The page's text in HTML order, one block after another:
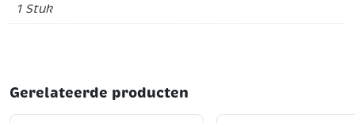
1 Stuk
Gerelateerde producten